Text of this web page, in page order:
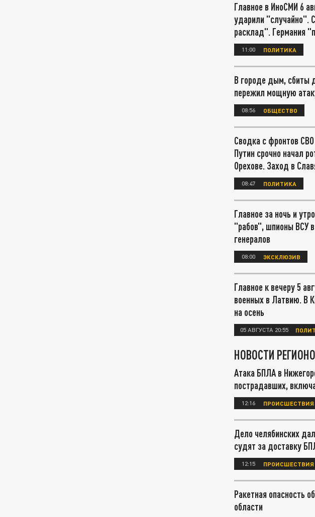
Главное в ИноСМИ 6
ударили "случайно".
расклад". Германия
11:00 ПОЛИТИКА
В городе дым, сбиты
пережил мощную
08:56 ОБЩЕСТВО
Сводка с фронтов
Путин срочно начал
Орехове. Заход в
08:47 ПОЛИТИКА
Главное за ночь и
"рабов", шпионы ВСУ
генералов
08:00 ЭКСКЛЮЗИВ
Главное к вечеру 5
военных в Латвию. В
на осень
05 АВГУСТА 20:55
НОВОСТИ
Атака БПЛА в
пострадавших,
12:16 ПРОИСШЕСТВИЯ
Дело челябинских
судят за доставку
12:15 ПРОИСШЕСТВИЯ
Ракетная опасность
области